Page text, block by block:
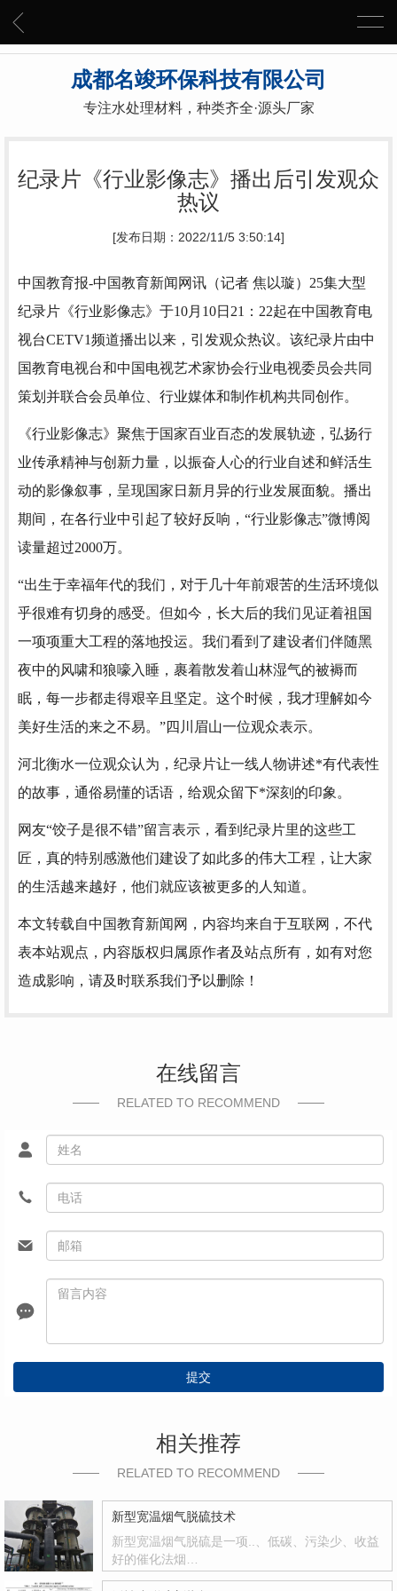
成都名竣环保科技有限公司
专注水处理材料，种类齐全·源头厂家
纪录片《行业影像志》播出后引发观众
热议
[发布日期：2022/11/5 3:50:14]
中国教育报-中国教育新闻网讯（记者 焦以璇） 25集大型
纪录片《行业影像志》于10月10日21：22起在中国教育电
视台CETV1频道播出以来，引发观众热议。该纪录片由中
国教育电视台和中国电视艺术家协会行业电视委员会共同
策划并联合会员单位、行业媒体和制作机构共同创作。
《行业影像志》聚焦于国家百业百态的发展轨迹，弘扬行
业传承精神与创新力量，以振奋人心的行业自述和鲜活生
动的影像叙事，呈现国家日新月异的行业发展面貌。播出
期间，在各行业中引起了较好反响，“行业影像志”微博阅
读量超过2000万。
“出生于幸福年代的我们，对于几十年前艰苦的生活环境似
乎很难有切身的感受。但如今，长大后的我们见证着祖国
一项项重大工程的落地投运。我们看到了建设者们伴随黑
夜中的风啸和狼嚎入睡，裹着散发着山林湿气的被褥而
眠 ，每一步都走得艰辛且坚定。这个时候，我才理解如今
美好生活的来之不易。”四川眉山一位观众表示。
河北衡水一位观众认为，纪录片让一线人物讲述*有代表性
的故事，通俗易懂的话语，给观众留下*深刻的印象。
网友“饺子是很不错”留言表示，看到纪录片里的这些工
匠，真的特别感激他们建设了如此多的伟大工程，让大家
的生活越来越好，他们就应该被更多的人知道。
本文转载自中国教育新闻网，内容均来自于互联网，不代
表本站观点，内容版权归属原作者及站点所有，如有对您
造成影响，请及时联系我们予以删除！
在线留言
RELATED TO RECOMMEND
提交
相关推荐
RELATED TO RECOMMEND
新型宽温烟气脱硫技术
新型宽温烟气脱硫是一项..、低碳、污染少、收益
好的催化法烟…